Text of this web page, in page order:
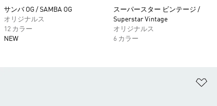
サンバ OG / SAMBA OG
オリジナルス
12 カラー
NEW
スーパースター ビンテージ /
Superstar Vintage
オリジナルス
6 カラー